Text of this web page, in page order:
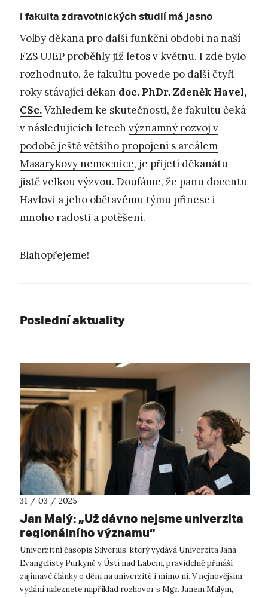
I fakulta zdravotnických studií má jasno
Volby děkana pro další funkční období na naší
FZS UJEP proběhly již letos v květnu. I zde bylo
rozhodnuto, že fakultu povede po další čtyři
roky stávající děkan doc. PhDr. Zdeněk Havel,
CSc.Vzhledem ke skutečnosti, že fakultu čeká
v následujících letech významný rozvoj v
podobě ještě většího propojení s areálem
Masarykovy nemocnice, je přijetí děkanátu
jistě velkou výzvou. Doufáme, že panu docentu
Havlovi a jeho obětavému týmu přinese i
mnoho radosti a potěšení.
Blahopřejeme!
Poslední aktuality
31 / 03 / 2025
Jan Malý: „Už dávno nejsme univerzita
regionálního významu“
​Univerzitní časopis Silverius, který vydává Univerzita Jana
Evangelisty Purkyně v Ústí nad Labem, pravidelně přináší
zajímavé články o dění na univerzitě i mimo ni. V nejnovějším
vydání naleznete například rozhovor s Mgr. Janem Malým,